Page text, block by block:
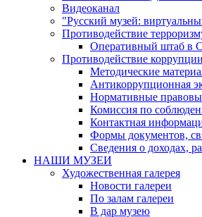
Видеоканал
"Русский музей:
Противодействие
Оперативный штаб в
Противодействие коррупции
Методические
Антикоррупционная
Нормативные
Комиссия по
Контактная
Формы документов,
Сведения о доходах,
НАШИ МУЗЕИ
Художественная галерея
Новости галереи
По залам галереи
В дар музею